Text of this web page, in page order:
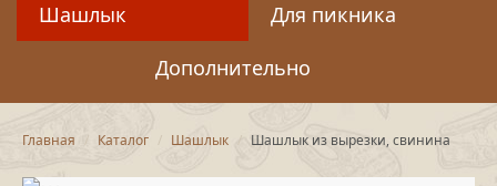
Шашлык
Для пикника
Дополнительно
Главная Каталог Шашлык Шашлык из вырезки, свинина